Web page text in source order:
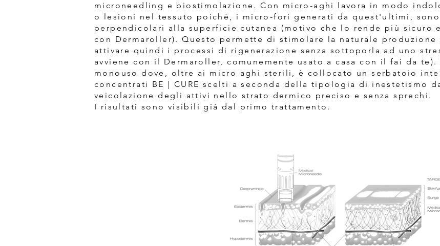
microneedling e biostimolazione. Con micro-aghi lavora in modo
o lesioni nel tessuto poichè, i micro-fori generati da quest'ultimi,
perpendicolari alla superficie cutanea (motivo che lo rende più sicuro
con Dermaroller). Questo permette di stimolare la naturale
attivare quindi i processi di rigenerazione senza sottoporla ad uno
avviene con il Dermaroller, comunemente usato a casa con il fai da te).
monouso dove, oltre ai micro aghi sterili, è collocato un serbatoio
concentrati BE | CURE scelti a seconda della tipologia di inestetismo
veicolazione degli attivi nello strato dermico preciso e senza sprechi.
I risultati sono visibili già dal primo trattamento.